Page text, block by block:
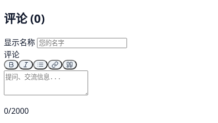
评论 (0)
显示名称
评论
0/2000